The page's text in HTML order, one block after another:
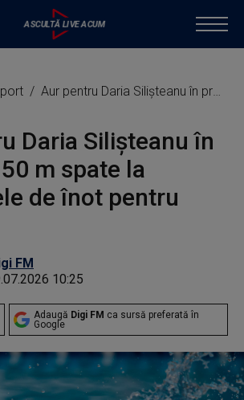
Aur pentru Daria Silişteanu în proba de 50 m spate la Europenele de înot pentru juniori
Daria Silişteanu în
m spate la
de înot pentru
FM
10:25
Adaugă Digi FM ca sursă preferată în
Google